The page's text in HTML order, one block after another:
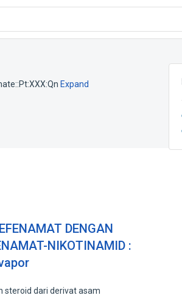
Expand
DENGAN
NIKOTINAMID :
steroid dari derivat asam